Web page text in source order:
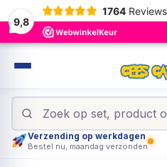
9,8
1764 Reviews
Verzending op werkdagen
Bestel nu, maandag verzonden